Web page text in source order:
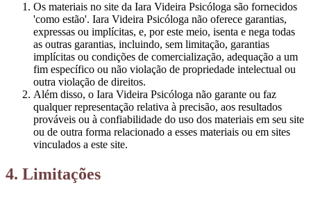
Os materiais no site da Iara Videira Psicóloga são fornecidos
'como estão'. Iara Videira Psicóloga não oferece garantias,
expressas ou implícitas, e, por este meio, isenta e nega todas
as outras garantias, incluindo, sem limitação, garantias
implícitas ou condições de comercialização, adequação a um
fim específico ou não violação de propriedade intelectual ou
outra violação de direitos.
Além disso, o Iara Videira Psicóloga não garante ou faz
qualquer representação relativa à precisão, aos resultados
prováveis ou à confiabilidade do uso dos materiais em seu site
ou de outra forma relacionado a esses materiais ou em sites
vinculados a este site.
4. Limitações